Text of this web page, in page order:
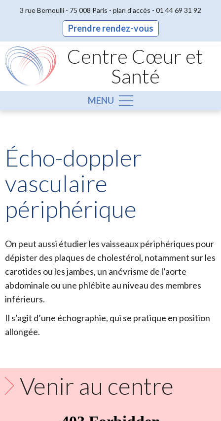
3 rue Bernoulli - 75 008 Paris - plan d’accès - 01 44 69 31 92
Prendre rendez-vous
Centre Cœur et
Santé
MENU
Écho-doppler
vasculaire
périphérique
On peut aussi étudier les vaisseaux périphériques pour
dépister des plaques de cholestérol, notamment sur les
carotides ou les jambes, un anévrisme de l’aorte
abdominale ou une phlébite au niveau des membres
inférieurs.
Il s’agit d’une échographie, qui se pratique en position
allongée.
Venir au centre